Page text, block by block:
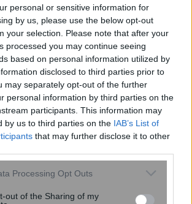
personal or sensitive information for
by us, please use the below opt-out
your selection. Please note that after your
processed you may continue seeing
based on personal information utilized by
disclosed to third parties prior to
may separately opt-out of the further
personal information by third parties on the
participants. This information may
by us to third parties on the IAB’s List of
that may further disclose it to other
this website/app uses one or more Google
visit or usage behaviour. You may click to
Processing Opt Outs
out of the Sharing of my
στη χρηματιστηριακή